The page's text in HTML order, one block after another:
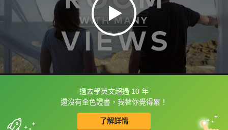
過去學英文超過 10 年
還沒有金色證書，我替你覺得累！
了解詳情
框選或點兩下字幕可以直接查字典喔！